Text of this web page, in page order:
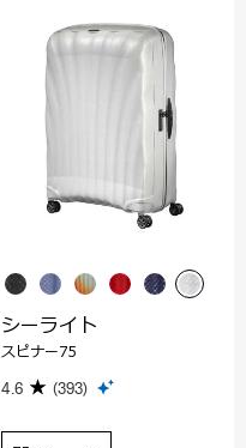
シーライト
スピナー75
4.6 (393)